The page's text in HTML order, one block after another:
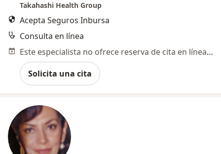
Takahashi Health Group
Acepta Seguros Inbursa
Consulta en línea
Este especialista no ofrece reserva de cita en línea en esta dirección.
Solicita una cita